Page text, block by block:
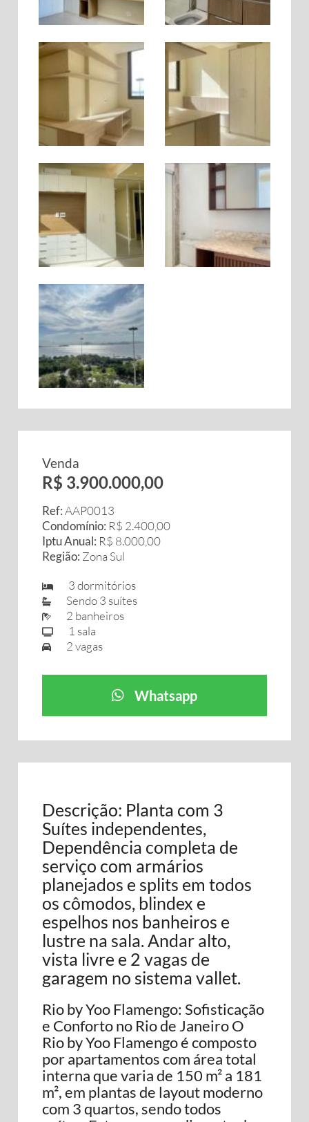
Venda
R$ 3.900.000,00
Ref:AAP0013
Condomínio: R$ 2.400,00
Iptu Anual: R$ 8.000,00
Região: Zona Sul
3 dormitórios
Sendo 3 suítes
2 banheiros
1 sala
2 vagas
Whatsapp
Descrição: Planta com 3
Suítes independentes,
Dependência completa de
serviço com armários
planejados e splits em todos
os cômodos, blindex e
espelhos nos banheiros e
lustre na sala. Andar alto,
vista livre e 2 vagas de
garagem no sistema vallet.
Rio by Yoo Flamengo: Sofisticação
e Conforto no Rio de Janeiro O
Rio by Yoo Flamengo é composto
por apartamentos com área total
interna que varia de 150 m² a 181
m², em plantas de layout moderno
com 3 quartos, sendo todos